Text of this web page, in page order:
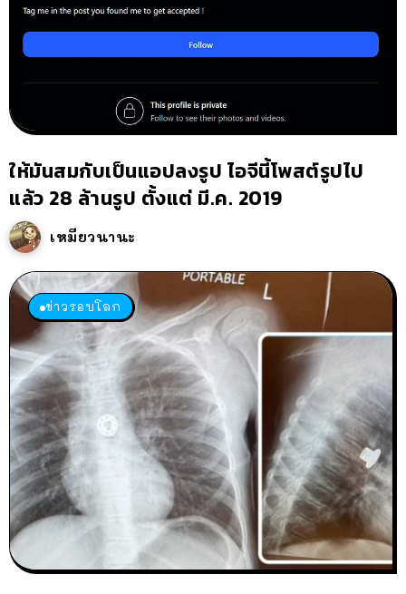
ให้มันสมกับเป็นแอปลงรูป ไอจีนี้โพสต์รูปไป
แล้ว 28 ล้านรูป ตั้งแต่ มี.ค. 2019
เหมียวนานะ
ข่าวรอบโลก